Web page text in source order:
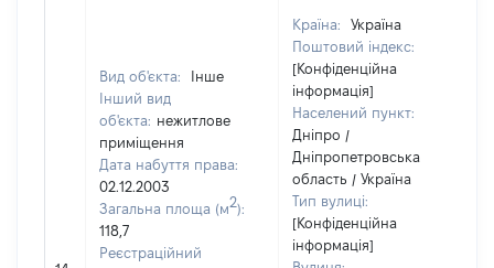
Вид об'єкта:
Інше
Інший вид
об'єкта: нежитлове
приміщення
Дата набуття права:
02.12.2003
Загальна площа (м2):
118,7
Реєстраційний
Країна:
Україна
Поштовий індекс:
[Конфіденційна
інформація]
Населений пункт:
Дніпро /
Дніпропетровська
область / Україна
Тип вулиці:
[Конфіденційна
інформація]